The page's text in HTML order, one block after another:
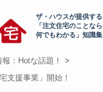
ザ・ハウスが提供する
「注文住宅のことなら
何でもわかる」知識集
：Hotな話題！
支援事業」開始！